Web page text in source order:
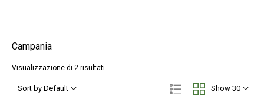
Campania
Visualizzazione di 2 risultati
Show 30
Sort by Default